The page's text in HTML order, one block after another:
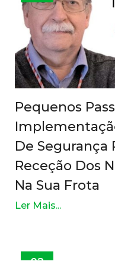
Pequenos
De Segurança
Receção Dos
Na Sua Frota
Ler Mais...
02